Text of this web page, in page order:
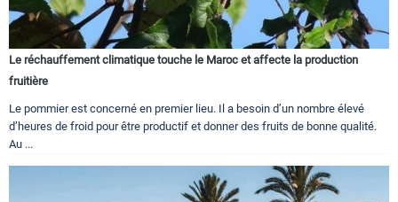
Le réchauffement climatique touche le Maroc et affecte la production
fruitière
Le pommier est concerné en premier lieu. Il a besoin d’un nombre élevé
d’heures de froid pour être productif et donner des fruits de bonne qualité.
Au ...